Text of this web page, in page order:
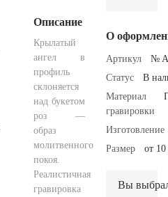
Описание
Крылатый
ангел в
профиль
склоняется
над букетом
роз —
образ
молитвенного
покоя.
Реалистичная
гравировка
О
Артикул
№
Статус
В
Материал
гравировки
Изготовление
Размер
от
Вы